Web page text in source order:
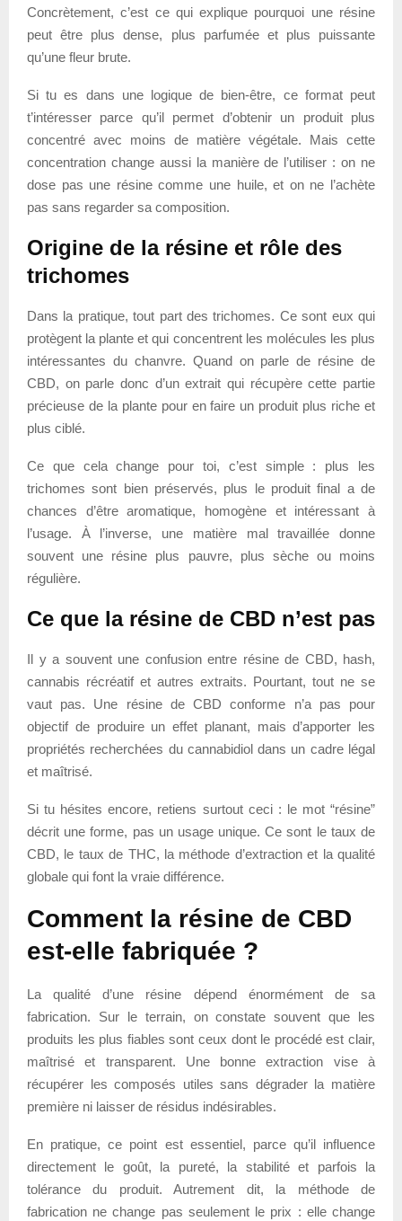
Concrètement, c’est ce qui explique pourquoi une résine
peut être plus dense, plus parfumée et plus puissante
qu’une fleur brute.
Si tu es dans une logique de bien-être, ce format peut
t’intéresser parce qu’il permet d’obtenir un produit plus
concentré avec moins de matière végétale. Mais cette
concentration change aussi la manière de l’utiliser : on ne
dose pas une résine comme une huile, et on ne l’achète
pas sans regarder sa composition.
Origine de la résine et rôle des
trichomes
Dans la pratique, tout part des trichomes. Ce sont eux qui
protègent la plante et qui concentrent les molécules les plus
intéressantes du chanvre. Quand on parle de résine de
CBD, on parle donc d’un extrait qui récupère cette partie
précieuse de la plante pour en faire un produit plus riche et
plus ciblé.
Ce que cela change pour toi, c’est simple : plus les
trichomes sont bien préservés, plus le produit final a de
chances d’être aromatique, homogène et intéressant à
l’usage. À l’inverse, une matière mal travaillée donne
souvent une résine plus pauvre, plus sèche ou moins
régulière.
Ce que la résine de CBD n’est pas
Il y a souvent une confusion entre résine de CBD, hash,
cannabis récréatif et autres extraits. Pourtant, tout ne se
vaut pas. Une résine de CBD conforme n’a pas pour
objectif de produire un effet planant, mais d’apporter les
propriétés recherchées du cannabidiol dans un cadre légal
et maîtrisé.
Si tu hésites encore, retiens surtout ceci : le mot “résine”
décrit une forme, pas un usage unique. Ce sont le taux de
CBD, le taux de THC, la méthode d’extraction et la qualité
globale qui font la vraie différence.
Comment la résine de CBD
est-elle fabriquée ?
La qualité d’une résine dépend énormément de sa
fabrication. Sur le terrain, on constate souvent que les
produits les plus fiables sont ceux dont le procédé est clair,
maîtrisé et transparent. Une bonne extraction vise à
récupérer les composés utiles sans dégrader la matière
première ni laisser de résidus indésirables.
En pratique, ce point est essentiel, parce qu’il influence
directement le goût, la pureté, la stabilité et parfois la
tolérance du produit. Autrement dit, la méthode de
fabrication ne change pas seulement le prix : elle change